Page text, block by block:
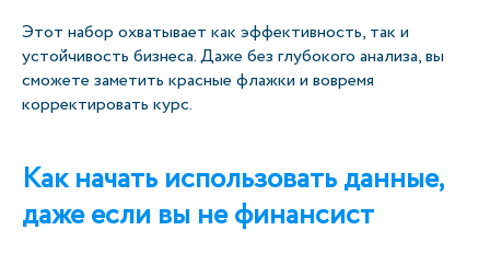
Этот набор охватывает как эффективность, так и
устойчивость бизнеса. Даже без глубокого анализа, вы
сможете заметить красные флажки и вовремя
корректировать курс.
Как начать использовать данные,
даже если вы не финансист